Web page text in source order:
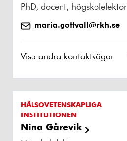
PhD, docent, högskolelektor
maria.gottvall@rkh.se
Visa andra kontaktvägar
HÄLSOVETENSKAPLIGA
INSTITUTIONEN
Nina Gårevik